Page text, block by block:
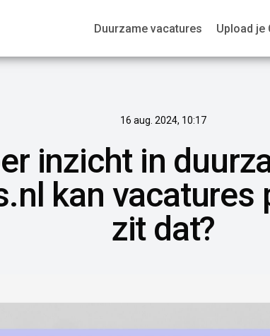
Duurzame vacatures Upload je
16 aug. 2024, 10:17
inzicht in
kan vacatures
zit dat?